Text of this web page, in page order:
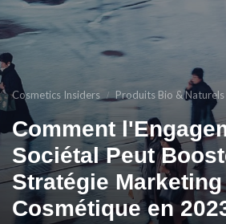
Cosmetics Insiders Produits Bio & Naturels
Comment
Sociétal Peut
Stratégie Marketing
Cosmétique en